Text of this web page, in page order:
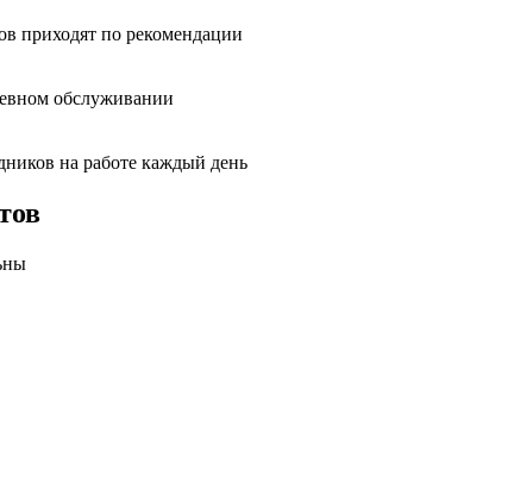
приходят по рекомендации
обслуживании
на работе каждый день